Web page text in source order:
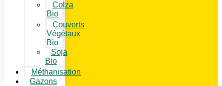
Colza
Bio
Couverts
Végétaux
Bio
Soja
Bio
Méthanisation
Gazons